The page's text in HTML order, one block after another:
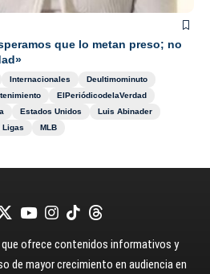
que lo metan preso; no
Internacionales
Deultimominuto
ElPeriódicodelaVerdad
Estados Unidos
Luis Abinader
Ligas MLB
ofrece contenidos informativos y
de mayor crecimiento en audiencia en